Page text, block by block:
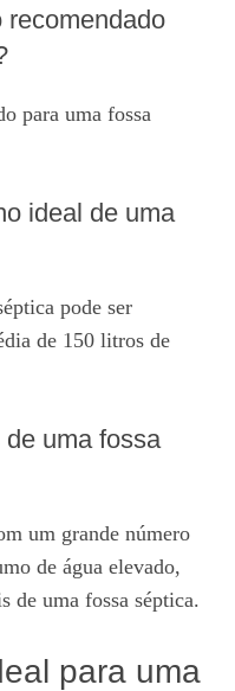
recomendado
para uma fossa
ideal de uma
pode ser
de 150 litros de
uma fossa
um grande número
de água elevado,
de uma fossa séptica.
para uma